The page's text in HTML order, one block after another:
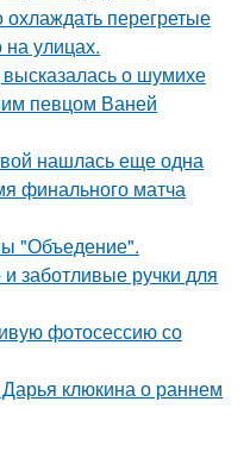
охлаждать перегретые
улицах.
о шумихе
певцом Ваней
нашлась еще одна
финального матча
"Объедение".
ручки для
фотосессию со
клюкина о раннем